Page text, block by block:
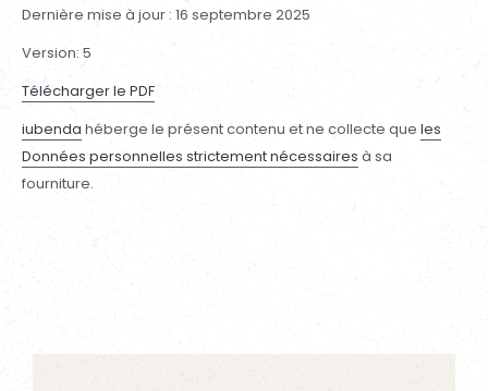
Dernière mise à jour : 16 septembre 2025
Version: 5
Télécharger le PDF
iubenda héberge le présent contenu et ne collecte que les
Données personnelles strictement nécessaires à sa
fourniture.